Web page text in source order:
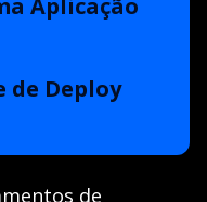
Aplicação
de Deploy
de